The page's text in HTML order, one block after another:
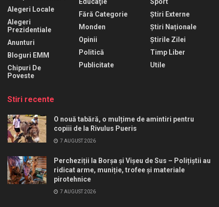
Alegeri Locale
Alegeri
Prezidentiale
Anunturi
Bloguri EMM
Chipuri De
Poveste
Fără Categorie
Monden
Opinii
Politică
Publicitate
Știri Externe
Știri Naționale
Știrile Zilei
Timp Liber
Utile
Stiri recente
O nouă tabără, o mulțime de amintiri pentru
copiii de la Rivulus Pueris
7 AUGUST 2026
Percheziții la Borșa și Vișeu de Sus – Polițiștii au
ridicat arme, muniție, trofee și materiale
pirotehnice
7 AUGUST 2026